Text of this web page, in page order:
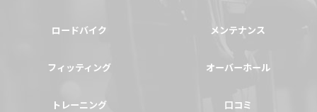
ロードバイク メンテナンス
フィッティング オーバーホール
トレーニング 口コミ